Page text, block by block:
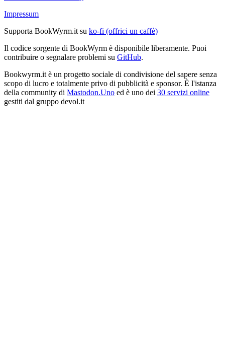
Impressum
Supporta BookWyrm.it su ko-fi (offrici un caffè)
Il codice sorgente di BookWyrm è disponibile liberamente. Puoi
contribuire o segnalare problemi su GitHub.
Bookwyrm.it è un progetto sociale di condivisione del sapere senza
scopo di lucro e totalmente privo di pubblicità e sponsor. È l'istanza
della community di Mastodon.Uno ed è uno dei 30 servizi online
gestiti dal gruppo devol.it